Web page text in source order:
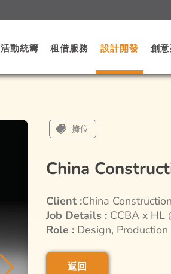
活動統籌 租借服務 設計開發 創
攤位
China
Client :China
Job Details : CCBA x HL
Role : Design,
返回